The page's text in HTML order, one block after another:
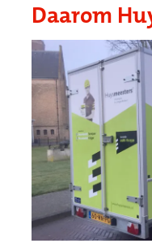
Daarom